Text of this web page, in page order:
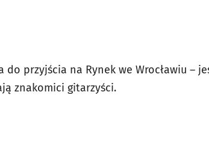
do przyjścia na Rynek we Wrocławiu –
znakomici gitarzyści.